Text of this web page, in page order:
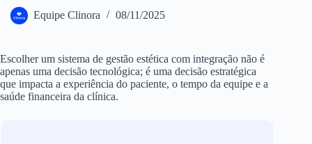
Equipe Clinora 08/11/2025
Escolher um sistema de gestão estética com integração não é
apenas uma decisão tecnológica; é uma decisão estratégica
que impacta a experiência do paciente, o tempo da equipe e a
saúde financeira da clínica.